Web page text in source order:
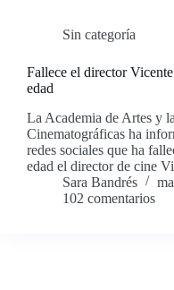
Sin categoría
Fallece el director
edad
La Academia de Artes y
Cinematográficas ha
redes sociales que ha
edad el director de cine
Sara Bandrés
102 comentarios